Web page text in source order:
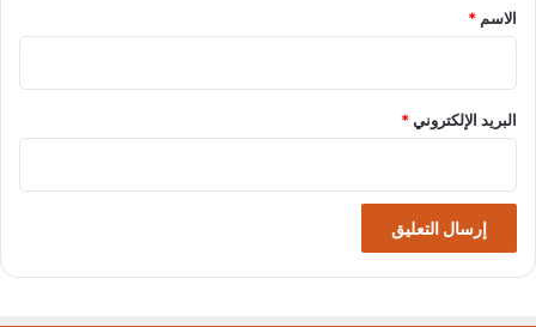
*
الاسم *
البريد الإلكتروني*